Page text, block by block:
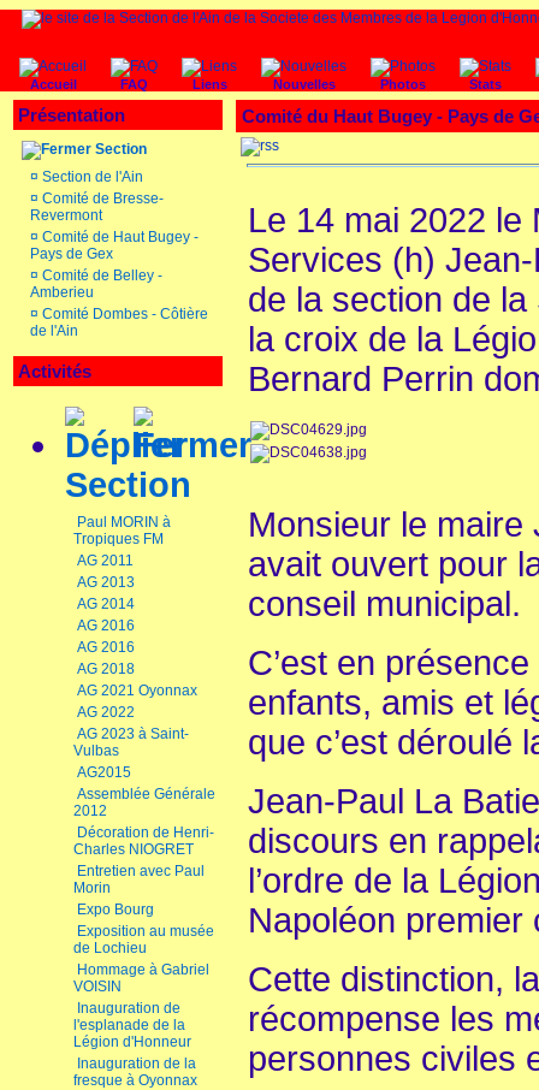
Accueil FAQ Liens Nouvelles Photos Stats
Présentation
Section
¤ Section de l'Ain
¤ Comité de Bresse-
Revermont
¤ Comité de Haut Bugey -
Pays de Gex
¤ Comité de Belley -
Amberieu
¤ Comité Dombes - Côtière
de l'Ain
Activités
Section
Paul MORIN à
Tropiques FM
AG 2011
AG 2013
AG 2014
AG 2016
AG 2016
AG 2018
AG 2021 Oyonnax
AG 2022
AG 2023 à Saint-
Vulbas
AG2015
Assemblée Générale
2012
Décoration de Henri-
Charles NIOGRET
Entretien avec Paul
Morin
Expo Bourg
Exposition au musée
de Lochieu
Hommage à Gabriel
VOISIN
Inauguration de
l'esplanade de la
Légion d'Honneur
Inauguration de la
fresque à Oyonnax
Comité du Haut Bugey - Pays de
Le 14 mai 2022 le
Services (h)
de la section de
la croix de la
Bernard Perrin
Monsieur le maire
avait ouvert pour
conseil municipal.
C’est en
enfants, amis et
que c’est déroulé
Jean-Paul La
discours en
l’ordre de la
Napoléon premier
Cette distinction,
récompense les
personnes civiles